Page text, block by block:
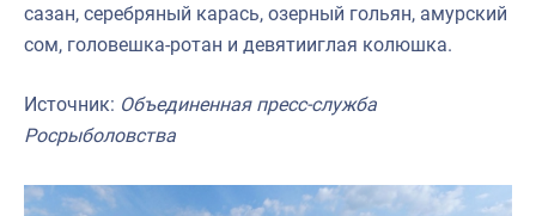
сазан, серебряный карась, озерный гольян, амурский
сом, головешка-ротан и девятииглая колюшка.
Источник: Объединенная пресс-служба
Росрыболовства